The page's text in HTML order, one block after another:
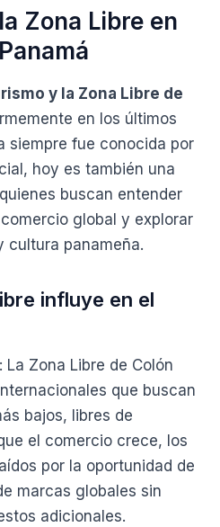
Zona Libre en
y la Zona Libre de
en los últimos
siempre fue conocida por
hoy es también una
buscan entender
global y explorar
cultura panameña.
influye en el
: La Zona Libre de Colón
que buscan
bajos, libres de
el comercio crece, los
por la oportunidad de
marcas globales sin
adicionales.